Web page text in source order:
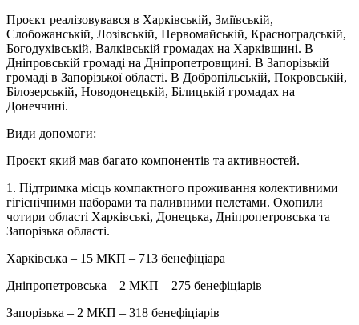
Проєкт реалізовувався в Харківській, Зміївській,
Слобожанській, Лозівській, Первомайській, Красноградській,
Богодухівській, Валківській громадах на Харківщині. В
Дніпровській громаді на Дніпропетровщині. В Запорізькій
громаді в Запорізької області. В Добропільській, Покровській,
Білозерській, Новодонецькій, Білицькій громадах на
Донеччині.
Види допомоги:
Проєкт який мав багато компонентів та активностей.
1. Підтримка місць компактного проживання колективними
гігієнічними наборами та паливними пелетами. Охопили
чотири області Харківські, Донецька, Дніпропетровська та
Запорізька області.
Харківська – 15 МКП – 713 бенефіціара
Дніпропетровська – 2 МКП – 275 бенефіціарів
Запорізька – 2 МКП – 318 бенефіціарів